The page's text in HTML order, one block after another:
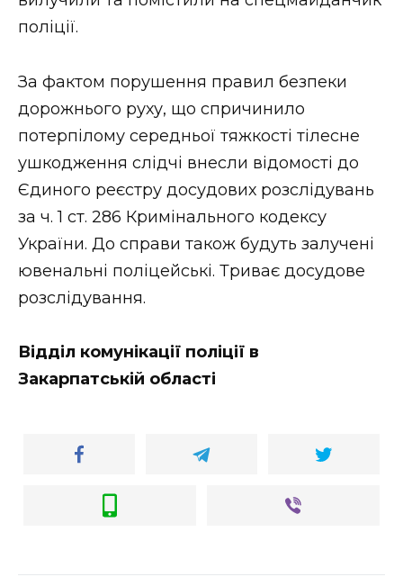
поліції.
За фактом порушення правил безпеки
дорожнього руху, що спричинило
потерпілому середньої тяжкості тілесне
ушкодження слідчі внесли відомості до
Єдиного реєстру досудових розслідувань
за ч. 1 ст. 286 Кримінального кодексу
України. До справи також будуть залучені
ювенальні поліцейські. Триває досудове
розслідування.
Відділ комунікації поліції в
Закарпатській області